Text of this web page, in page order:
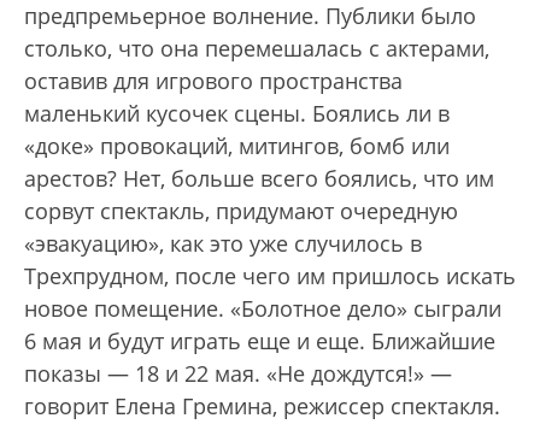
предпремьерное волнение. Публики было
столько, что она перемешалась с актерами,
оставив для игрового пространства
маленький кусочек сцены. Боялись ли в
«доке» провокаций, митингов, бомб или
арестов? Нет, больше всего боялись, что им
сорвут спектакль, придумают очередную
«эвакуацию», как это уже случилось в
Трехпрудном, после чего им пришлось искать
новое помещение. «Болотное дело» сыграли
6 мая и будут играть еще и еще. Ближайшие
показы — 18 и 22 мая. «Не дождутся!» —
говорит Елена Гремина, режиссер спектакля.